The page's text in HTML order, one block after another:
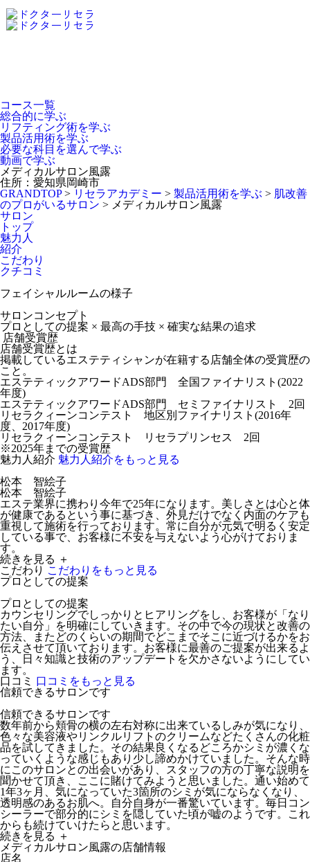
Dr.Recella Academy
について
コース一覧
総合的に学ぶ
リフティング術を学ぶ
製品活用術を学ぶ
必要な科目を選んで学ぶ
動画で学ぶ
メディカルサロン風露
住所：愛知県岡崎市
GRANDTOP> リセラアカデミー > 製品活用術を学ぶ > 肌改善
のプロがいるサロン > メディカルサロン風露
サロン
トップ
魅力人
紹介
こだわり
クチコミ
フェイシャルルームの様子
サロンコンセプト
プロとしての提案 × 最高の手技 × 確実な結果の追求
店舗受賞歴
店舗受賞歴とは
掲載しているエステティシャンが在籍する店舗全体の受賞歴の
こと。
エステティックアワードADS部門 全国ファイナリスト(2022
年度)
エステティックアワードADS部門 セミファイナリスト 2回
リセラクィーンコンテスト 地区別ファイナリスト(2016年
度、2017年度)
リセラクィーンコンテスト リセラプリンセス 2回
※2025年までの受賞歴
魅力人紹介 魅力人紹介をもっと見る
松本 智絵子
松本 智絵子
エステ業界に携わり今年で25年になります。美しさとは心と体
が健康であるという事に基づき、外見だけでなく内面のケアも
重視して施術を行っております。常に自分が元気で明るく安定
している事で、お客様に不安を与えないよう心がけておりま
す。
続きを見る ＋
こだわり こだわりをもっと見る
プロとしての提案
プロとしての提案
カウンセリングでしっかりとヒアリングをし、お客様が「なり
たい自分」を明確にしていきます。その中で今の現状と改善の
方法、またどのくらいの期間でどこまでそこに近づけるかをお
伝えさせて頂いております。お客様に最善のご提案が出来るよ
う、日々知識と技術のアップデートを欠かさないようにしてい
ます。
口コミ 口コミをもっと見る
信頼できるサロンです
信頼できるサロンです
数年前から頬骨の横の左右対称に出来ているしみが気になり、
色々な美容液やリンクルリフトのクリームなどたくさんの化粧
品を試してきました。その結果良くなるどころかシミが濃くな
っていくような感じもあり少し諦めかけていました。そんな時
にこのサロンとの出会いがあり、スタッフの方の丁寧な説明を
聞かせて頂き、ここに賭けてみようと思いました。通い始めて
1年3ヶ月、気になっていた3箇所のシミが気にならなくなり、
透明感のあるお肌へ。自分自身が一番驚いています。毎日コン
シーラーで部分的にシミを隠していた頃が嘘のようです。これ
からも続けていけたらと思います。
続きを見る ＋
メディカルサロン風露の店舗情報
店名